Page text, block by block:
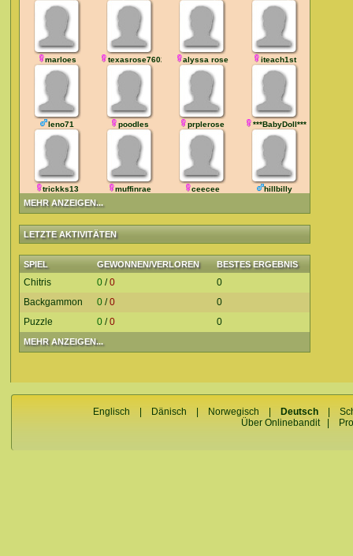
MEHR ANZEIGEN...
marloes texasrose76028 alyssa rose iteach1st
leno71 poodles prplerose ***BabyDoll***
trickks13 muffinrae ceecee hillbilly
LETZTE AKTIVITÄTEN
SPIEL GEWONNEN/VERLOREN BESTES ERGEBNIS
MEHR ANZEIGEN...
Chitris 0 /0
0
Backgammon
0 /0
0
Puzzle
0 /0 0
Englisch Dänisch Norwegisch Deutsch |
Über Onlinebandit|